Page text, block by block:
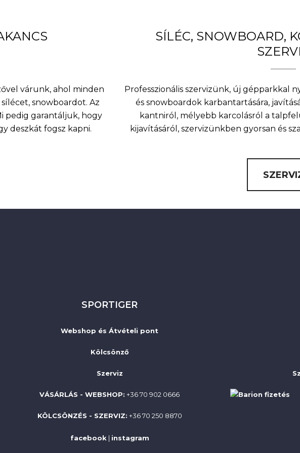
várunk, ahol minden
snowboardot. Az
pedig garantáljuk, hogy
deszkát fogsz kapni.
SÍLÉC, SNOWBOARD,
Professzionális szervizünk, új gépparkkal
és snowboardok karbantartására,
kantniról, mélyebb karcolásról a
kijavításáról, szervizünkben gyorsan és
SPORTIGER
Webshop és Átvételi pont
Kölcsönző
Szerviz
VÁSÁRLÁS - WEBSHOP: +36 70 902 0666
KÖLCSÖNZÉS - SZERVIZ: +36 70 250 8870
facebook| instagram